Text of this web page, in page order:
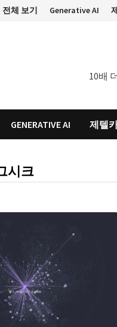
전체 보기 Generative AI
10배
GENERATIVE AI 제텔
시크